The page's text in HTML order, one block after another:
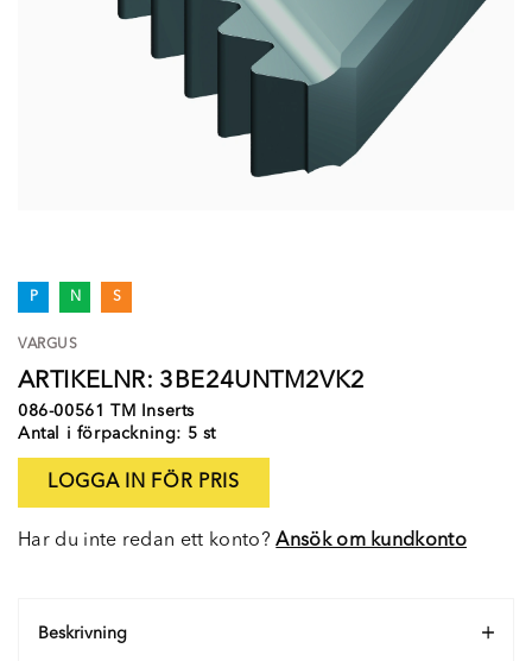
P N S
VARGUS
ARTIKELNR: 3BE24UNTM2VK2
086-00561 TM Inserts
Antal i förpackning: 5 st
LOGGA IN FÖR PRIS
Har du inte redan ett konto?Ansök om kundkonto
Beskrivning